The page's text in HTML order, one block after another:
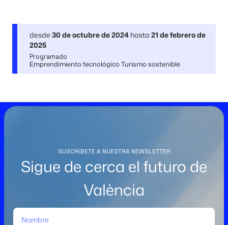
desde 30 de octubre de 2024 hasta 21 de febrero de
2025
Programado
Emprendimiento tecnológico Turismo sostenible
SUSCRÍBETE A NUESTRA NEWSLETTER
Sigue de cerca el futuro de
València